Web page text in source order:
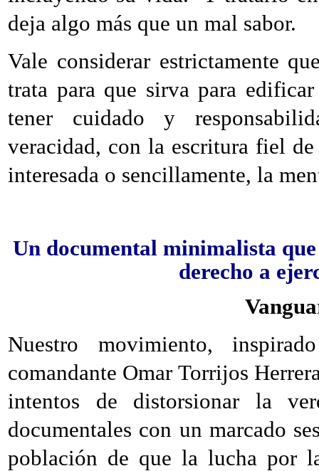
deja algo más que un mal sabor.
Vale considerar estrictamente
trata para que sirva para
tener cuidado y
veracidad, con la escritura fiel
interesada o sencillamente, la
Un documental minimalista
derecho a
Nuestro movimiento,
comandante Omar Torrijos
intentos de distorsionar la
documentales con un marcado
población de que la lucha por